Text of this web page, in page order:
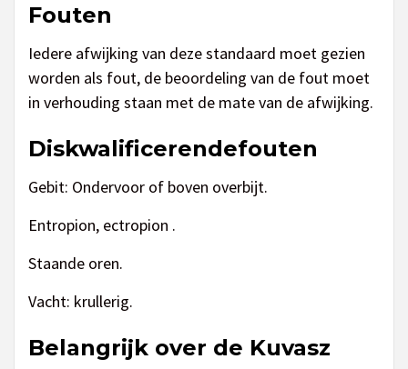
Fouten
Iedere afwijking van deze standaard moet gezien
worden als fout, de beoordeling van de fout moet
in verhouding staan met de mate van de afwijking.
Diskwalificerendefouten
Gebit: Ondervoor of boven overbijt.
Entropion, ectropion .
Staande oren.
Vacht: krullerig.
Belangrijk over de Kuvasz